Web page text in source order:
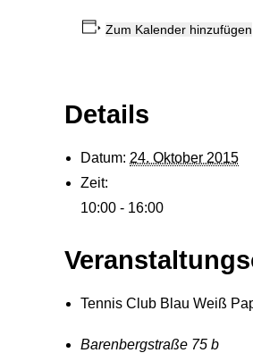
Zum Kalender hinzufügen
Details
Datum: 24. Oktober 2015
Zeit:
10:00 - 16:00
Tennis Club Blau Weiß
Barenbergstraße 75 b